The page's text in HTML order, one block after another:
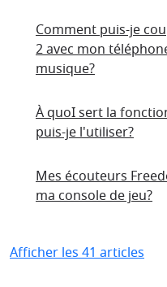
Comment puis-je
2 avec mon
musique?
À quoI sert la
puis-je l'utiliser?
Mes écouteurs
ma console de jeu?
Afficher les 41 articles